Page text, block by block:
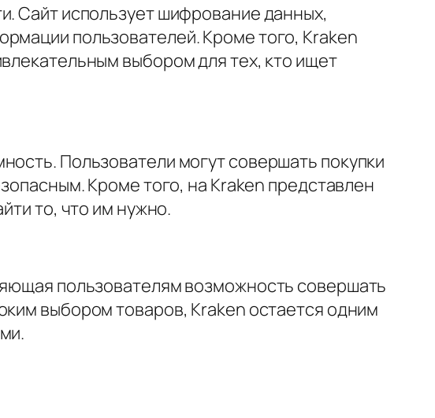
Сайт использует шифрование данных,
пользователей. Кроме того, Kraken
выбором для тех, кто ищет
Пользователи могут совершать покупки
Кроме того, на Kraken представлен
то, что им нужно.
пользователям возможность совершать
выбором товаров, Kraken остается одним